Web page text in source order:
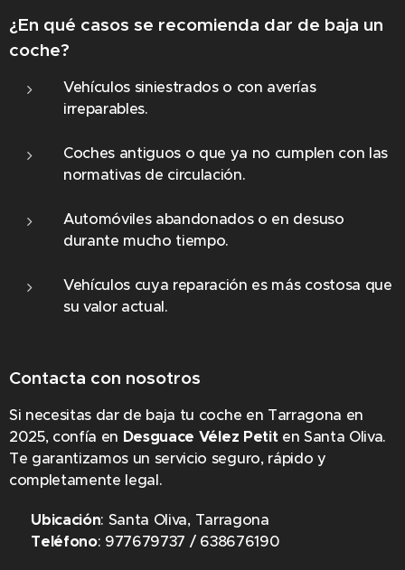
¿En qué casos se recomienda dar de baja un
coche?
Vehículos siniestrados o con averías
irreparables.
Coches antiguos o que ya no cumplen con las
normativas de circulación.
Automóviles abandonados o en desuso
durante mucho tiempo.
Vehículos cuya reparación es más costosa que
su valor actual.
Contacta con nosotros
Si necesitas dar de baja tu coche en Tarragona en
2025, confía en Desguace Vélez Petiten Santa Oliva.
Te garantizamos un servicio seguro, rápido y
completamente legal.
Ubicación: Santa Oliva, Tarragona
Teléfono: 977679737 / 638676190